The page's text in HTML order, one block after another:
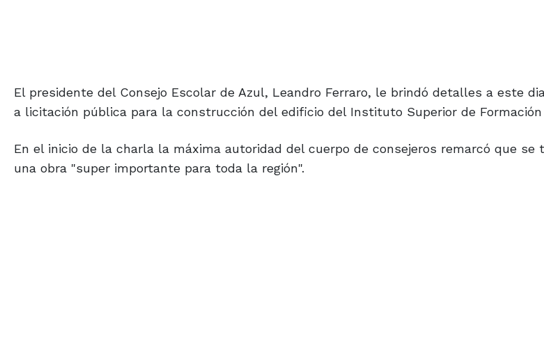
El presidente del Consejo Escolar de Azul, Leandro Ferraro, le brindó detalles a este
a licitación pública para la construcción del edificio del Instituto Superior de Formación
En el inicio de la charla la máxima autoridad del cuerpo de consejeros remarcó que
una obra "super importante para toda la región".